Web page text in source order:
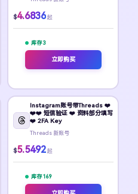
$4.6836 起
库存 3
立即购买
Instagram账号带Threads ❤️
❤️❤️ 短信验证 ❤️ 资料部分填写
❤️ 2FA Key
Threads 新账号
$5.5492 起
库存 169